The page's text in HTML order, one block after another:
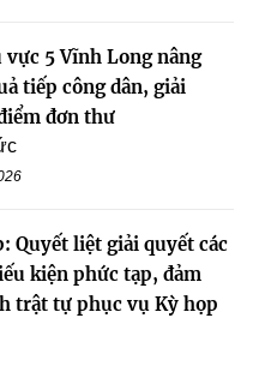
vực 5 Vĩnh Long nâng
tiếp công dân, giải
đơn thư
Quyết liệt giải quyết các
kiện phức tạp, đảm
trật tự phục vụ Kỳ họp